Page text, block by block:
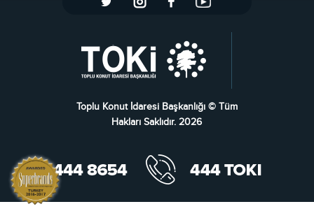
Toplu Konut İdaresi Başkanlığı © Tüm
Hakları Saklıdır. 2026